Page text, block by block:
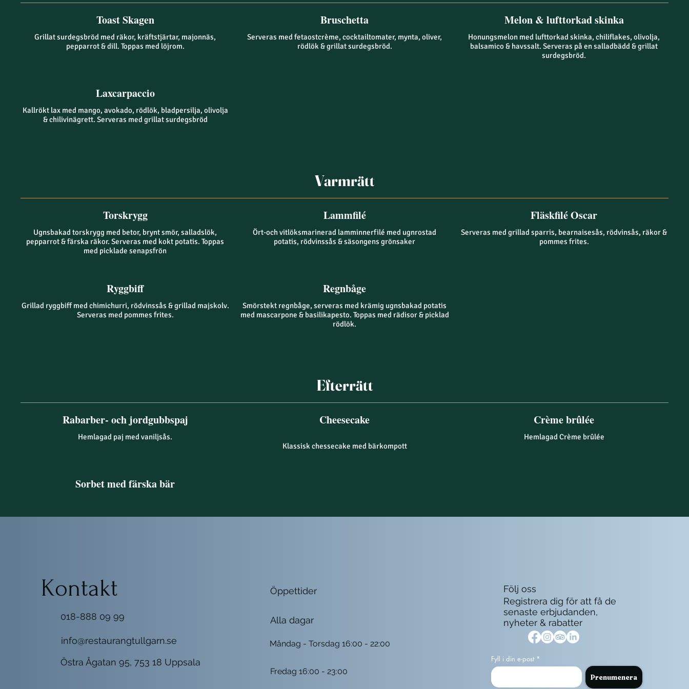
Toast Skagen
Grillat surdegsbröd med räkor, kräftstjärtar, majonnäs,
pepparrot & dill. Toppas med löjrom.
Bruschetta
Serveras med fetaostcrème, cocktailtomater, mynta, oliver,
rödlök & grillat surdegsbröd.
Melon & lufttorkad skinka
Honungsmelon med lufttorkad skinka, chiliflakes, olivolja,
balsamico & havssalt. Serveras på en salladbädd & grillat
surdegsbröd.
Laxcarpaccio
Kallrökt lax med mango, avokado, rödlök, bladpersilja, olivolja
& chilivinägrett. Serveras med grillat surdegsbröd
Varmrätt
Torskrygg
Ugnsbakad torskrygg med betor, brynt smör, salladslök,
pepparrot & färska räkor. Serveras med kokt potatis. Toppas
med picklade senapsfrön
Lammfilé
Ört-och vitlöksmarinerad lamminnerfilé med ugnrostad
potatis, rödvinssås & säsongens grönsaker
Fläskfilé Oscar
Serveras med grillad sparris, bearnaisesås, rödvinsås, räkor &
pommes frites.
Ryggbiff
Grillad ryggbiff med chimichurri, rödvinssås & grillad majskolv.
Serveras med pommes frites.
Regnbåge
Smörstekt regnbåge, serveras med krämig ugnsbakad potatis
med mascarpone & basilikapesto. Toppas med rädisor & picklad
rödlök.
Efterrätt
Rabarber- och jordgubbspaj Cheesecake
Klassisk chessecake med bärkompott
Crème brûlée
Hemlagad Crème brûlée
Sorbet med färska bär
Öppettider
Alla dagar
Måndag - Torsdag 16:00 - 22:00
Fredag 16:00 - 23:00
Följ oss
Registrera dig för att få de
senaste erbjudanden,
nyheter & rabatter
Fyll i din e-post
Prenumenera
018-888 09 99
info@restaurangtullgarn.se
Östra Ågatan 95, 753 18 Uppsala
Kontakt